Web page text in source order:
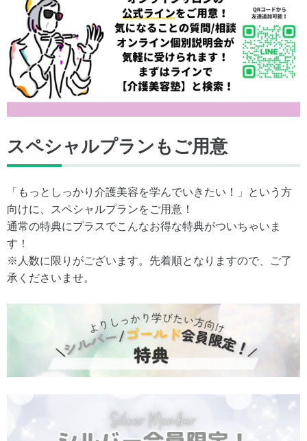
スペシャルプランもご用意
「もっとしっかり介護美容を学んでいきたい！」という方
向けに、スペシャルプランをご用意！
通常の特典にプラスでこんなお得な特典がついちゃいま
す！
※人数に限りがございます。先着順となりますので、ご了
承くださいませ。